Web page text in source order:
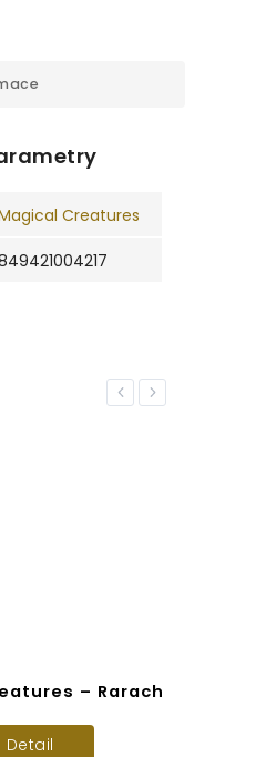
Creatures
Previous
– Rarach
Detail
Next